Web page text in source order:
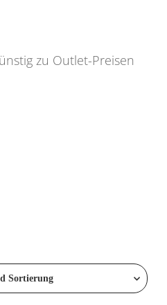
zu Outlet-Preisen
Sortierung